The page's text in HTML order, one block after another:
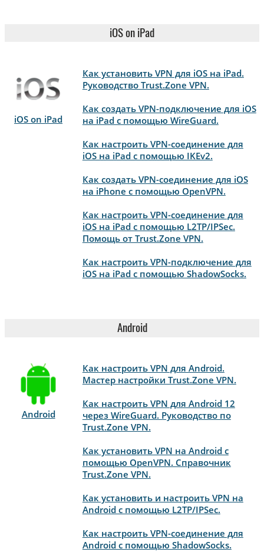
iOS on iPad
iOS on iPad
Как установить VPN для iOS на iPad.
Руководство Trust.Zone VPN.
Как создать VPN-подключение для iOS
на iPad с помощью WireGuard.
Как настроить VPN-соединение для
iOS на iPad с помощью IKEv2.
Как создать VPN-соединение для iOS
на iPhone с помощью OpenVPN.
Как настроить VPN-соединение для
iOS на iPad с помощью L2TP/IPSec.
Помощь от Trust.Zone VPN.
Как настроить VPN-подключение для
iOS на iPad с помощью ShadowSocks.
Android
Android
Как настроить VPN для Android.
Мастер настройки Trust.Zone VPN.
Как настроить VPN для Android 12
через WireGuard. Руководство по
Trust.Zone VPN.
Как установить VPN на Android с
помощью OpenVPN. Справочник
Trust.Zone VPN.
Как установить и настроить VPN на
Android с помощью L2TP/IPSec.
Как настроить VPN-соединение для
Android с помощью ShadowSocks.